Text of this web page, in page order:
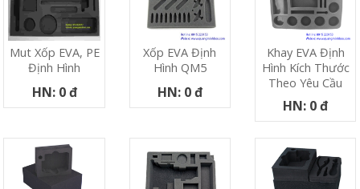
Mut Xốp EVA, PE
Định Hình
HN: 0 đ
Xốp EVA Định
Hình QM5
HN: 0 đ
Khay EVA Định
Hình Kích Thước
Theo Yêu Cầu
HN: 0 đ